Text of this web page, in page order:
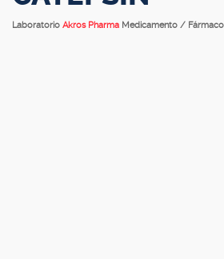
Laboratorio Akros Pharma Medicamento / Fármaco